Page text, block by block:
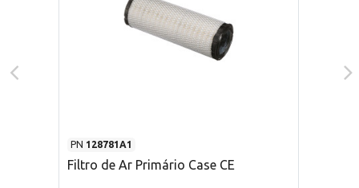
PN 128781A1
Filtro de Ar Primário Case CE